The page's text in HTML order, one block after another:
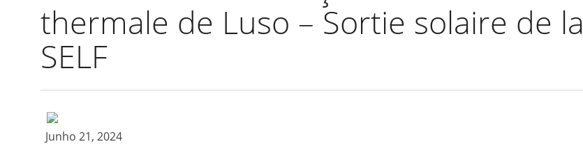
thermale de Luso – Sortie solaire de la
SELF
Junho 21, 2024